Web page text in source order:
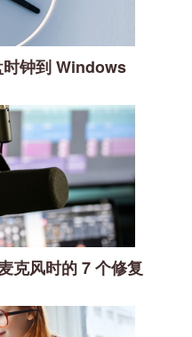
钟到 Windows
克风时的 7 个修复